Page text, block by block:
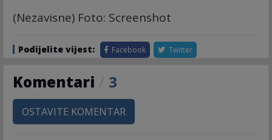
(Nezavisne) Foto: Screenshot
Podijelite vijest: Facebook Twitter
Komentari 3
OSTAVITE KOMENTAR